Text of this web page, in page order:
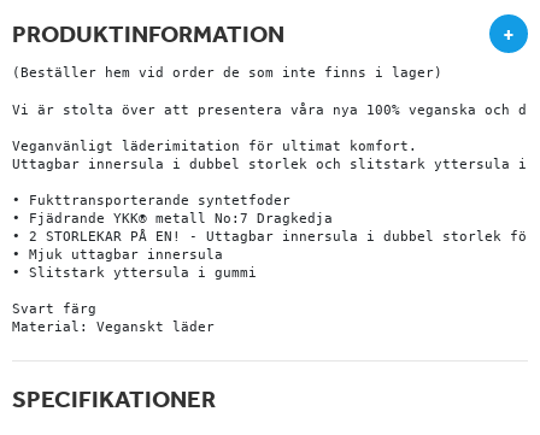
PRODUKTINFORMATION +
(Beställer hem vid order de som inte finns i lager)
Vi är stolta över att presentera våra nya 100% veganska och
Veganvänligt läderimitation för ultimat komfort.
Uttagbar innersula i dubbel storlek och slitstark yttersula i
• Fukttransporterande syntetfoder
• Fjädrande YKK® metall No:7 Dragkedja
• 2 STORLEKAR PÅ EN! - Uttagbar innersula i dubbel
• Mjuk uttagbar innersula
• Slitstark yttersula i gummi
Svart färg
Material: Veganskt läder
SPECIFIKATIONER